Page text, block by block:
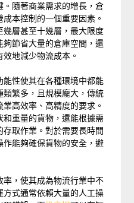
隨著商業需求的增長，倉
本控制的一個重要因素。
幾層甚至十幾層，最大限度
節省大量的倉庫空間，還
地減少物流成本。
能性使其在各種環境中都能
繁多，且規模龐大，傳統
高效率、高精度的要求。
和重量的貨物，還能根據需
取作業。對於需要長時間
作能夠確保貨物的安全，避
率，使其成為物流行業中不
式通常依賴大量的人工操